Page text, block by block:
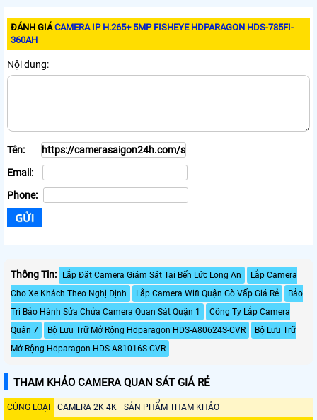
ĐÁNH GIÁCAMERA IP H.265+ 5MP FISHEYE HDPARAGON HDS-785FI-
360AH
Nội dung:
Tên:
Email:
Phone:
Thông Tin: Lắp Đặt Camera Giám Sát Tại Bến Lức Long An
Lắp Camera
Cho Xe Khách Theo Nghị Định
Lắp Camera Wifi Quận Gò Vấp Giá Rẻ
Bảo
Trì Bảo Hành Sửa Chửa Camera Quan Sát Quận 1
Công Ty Lắp Camera
Quận 7
Bộ Lưu Trữ Mở Rộng Hdparagon HDS-A80624S-CVR
Bộ Lưu Trữ
Mở Rộng Hdparagon HDS-A81016S-CVR
THAM KHẢO CAMERA QUAN SÁT GIÁ RẺ
CÙNG LOẠI CAMERA 2K 4K SẢN PHẨM THAM KHẢO